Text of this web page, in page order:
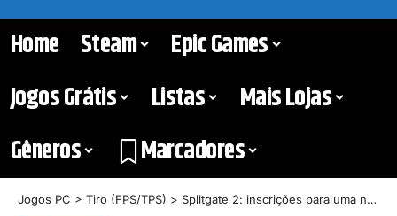
Home Steam
Epic Games
Jogos Grátis
Listas
Mais Lojas
Gêneros
Marcadores
Jogos PC > Tiro (FPS/TPS) > Splitgate 2: inscrições para uma nova rodada de testes estão abertas